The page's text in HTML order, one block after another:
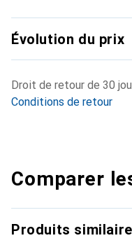
Évolution du prix
Droit de retour de 30
Conditions de retour
Comparer
Produits